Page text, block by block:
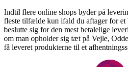
Indtil flere online shops byder på
fleste tilfælde kun ifald du aftager for et
beslutte sig for den mest betalelige
om man opholder sig tæt på Vejle,
få leveret produkterne til et